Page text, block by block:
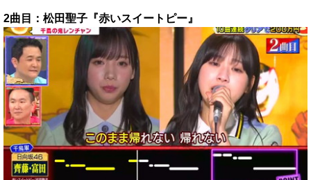
2曲目：松田聖子『赤いスイートピー』